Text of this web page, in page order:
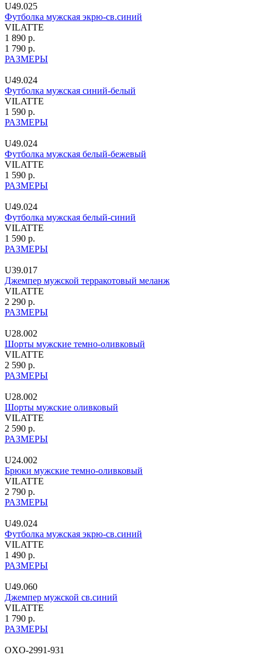
U49.025
Футболка мужская экрю-св.синий
VILATTE
1 890 р.
1 790 р.
РАЗМЕРЫ
U49.024
Футболка мужская синий-белый
VILATTE
1 590 р.
РАЗМЕРЫ
U49.024
Футболка мужская белый-бежевый
VILATTE
1 590 р.
РАЗМЕРЫ
U49.024
Футболка мужская белый-синий
VILATTE
1 590 р.
РАЗМЕРЫ
U39.017
Джемпер мужской терракотовый меланж
VILATTE
2 290 р.
РАЗМЕРЫ
U28.002
Шорты мужские темно-оливковый
VILATTE
2 590 р.
РАЗМЕРЫ
U28.002
Шорты мужские оливковый
VILATTE
2 590 р.
РАЗМЕРЫ
U24.002
Брюки мужские темно-оливковый
VILATTE
2 790 р.
РАЗМЕРЫ
U49.024
Футболка мужская экрю-св.синий
VILATTE
1 490 р.
РАЗМЕРЫ
U49.060
Джемпер мужской св.синий
VILATTE
1 790 р.
РАЗМЕРЫ
OXO-2991-931